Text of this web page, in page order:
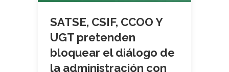
SATSE, CSIF, CCOO Y
UGT pretenden
bloquear el diálogo de
la administración con